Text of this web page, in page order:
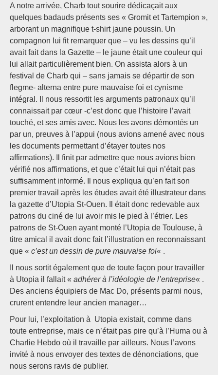
A notre arrivée, Charb tout sourire dédicaçait aux
quelques badauds présents ses « Gromit et Tartempion »,
arborant un magnifique t-shirt jaune poussin. Un
compagnon lui fit remarquer que – vu les dessins qu’il
avait fait dans la Gazette – le jaune était une couleur qui
lui allait particulièrement bien. On assista alors à un
festival de Charb qui – sans jamais se départir de son
flegme- alterna entre pure mauvaise foi et cynisme
intégral. Il nous ressortit les arguments patronaux qu’il
connaissait par cœur -c’est donc que l’histoire l’avait
touché, et ses amis avec. Nous les avons démontés un
par un, preuves à l’appui (nous avions amené avec nous
les documents permettant d’étayer toutes nos
affirmations). Il finit par admettre que nous avions bien
vérifié nos affirmations, et que c’était lui qui n’était pas
suffisamment informé. Il nous expliqua qu’en fait son
premier travail après les études avait été illustrateur dans
la gazette d’Utopia St-Ouen. Il était donc redevable aux
patrons du ciné de lui avoir mis le pied à l’étrier. Les
patrons de St-Ouen ayant monté l’Utopia de Toulouse, à
titre amical il avait donc fait l’illustration en reconnaissant
que « c’est un dessin de pure mauvaise foi« .
Il nous sortit également que de toute façon pour travailler
à Utopia il fallait « adhérer à l’idéologie de l’entreprise« .
Des anciens équipiers de Mac Do, présents parmi nous,
crurent entendre leur ancien manager…
Pour lui, l’exploitation à Utopia existait, comme dans
toute entreprise, mais ce n’était pas pire qu’à l’Huma ou à
Charlie Hebdo où il travaille par ailleurs. Nous l’avons
invité à nous envoyer des textes de dénonciations, que
nous serons ravis de publier.